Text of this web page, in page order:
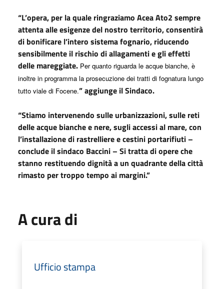
“L’opera, per la quale ringraziamo Acea Ato2 sempre
attenta alle esigenze del nostro territorio, consentirà
di bonificare l’intero sistema fognario, riducendo
sensibilmente il rischio di allagamenti e gli effetti
delle mareggiate. Per quanto riguarda le acque bianche, è
inoltre in programma la prosecuzione dei tratti di fognatura lungo
tutto viale di Focene.” aggiunge il Sindaco.
“Stiamo intervenendo sulle urbanizzazioni, sulle reti
delle acque bianche e nere, sugli accessi al mare, con
l’installazione di rastrelliere e cestini portarifiuti –
conclude il sindaco Baccini – Si tratta di opere che
stanno restituendo dignità a un quadrante della città
rimasto per troppo tempo ai margini.”
A cura di
Ufficio stampa